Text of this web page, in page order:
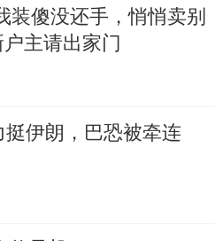
装傻没还手，悄悄卖别
主请出家门
伊朗，巴恐被牵连